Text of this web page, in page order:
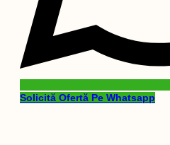
Solicită Ofertă Pe Whatsapp